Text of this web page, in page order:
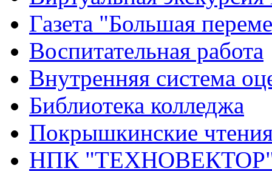
Газета "Большая
Воспитательная работа
Внутренняя система
Библиотека колледжа
Покрышкинские
НПК